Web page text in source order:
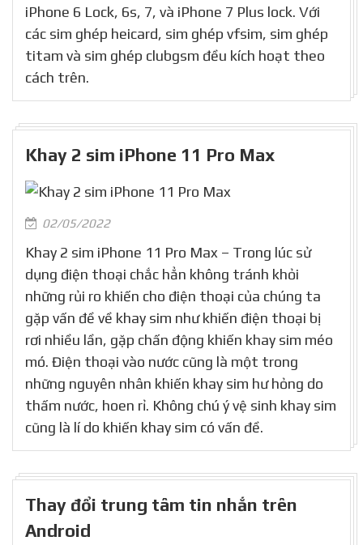
iPhone 6 Lock, 6s, 7, và iPhone 7 Plus lock. Với
các sim ghép heicard, sim ghép vfsim, sim ghép
titam và sim ghép clubgsm đều kích hoạt theo
cách trên.
Khay 2 sim iPhone 11 Pro Max
02/05/2022
Khay 2 sim iPhone 11 Pro Max – Trong lúc sử
dụng điện thoại chắc hẳn không tránh khỏi
những rủi ro khiến cho điện thoại của chúng ta
gặp vấn đề về khay sim như khiến điện thoại bị
rơi nhiều lần, gặp chấn động khiến khay sim méo
mó. Điện thoại vào nước cũng là một trong
những nguyên nhân khiến khay sim hư hỏng do
thấm nước, hoen rỉ. Không chú ý vệ sinh khay sim
cũng là lí do khiến khay sim có vấn đề.
Thay đổi trung tâm tin nhắn trên
Android